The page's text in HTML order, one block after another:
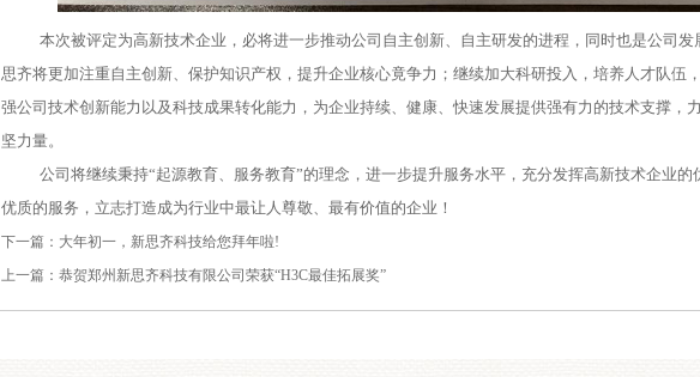
本次被评定为高新技术企业，必将进一步推动公司自主创新、自主研发的进程，同时也是公司发
思齐将更加注重自主创新、保护知识产权，提升企业核心竟争力；继续加大科研投入，培养人才队伍
强公司技术创新能力以及科技成果转化能力，为企业持续、健康、快速发展提供强有力的技术支撑，
坚力量。
公司将继续秉持“起源教育、服务教育”的理念，进一步提升服务水平，充分发挥高新技术企业
优质的服务，立志打造成为行业中最让人尊敬、最有价值的企业！
下一篇： 大年初一，新思齐科技给您拜年啦!
上一篇： 恭贺郑州新思齐科技有限公司荣获“H3C最佳拓展奖”